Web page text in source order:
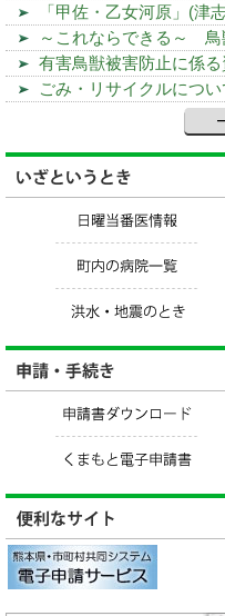
「甲佐・乙女河原」(津
～これならできる～ 鳥
有害鳥獣被害防止に係
ごみ・リサイクルについ